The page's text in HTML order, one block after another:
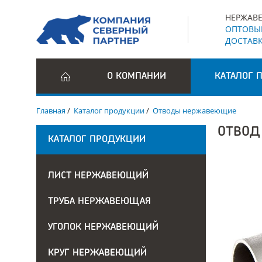
О КОМПАНИИ КАТАЛОГ
Главная/ Каталог продукции/ Отводы нержавеющие
КАТАЛОГ ПРОДУКЦИИ
ЛИСТ НЕРЖАВЕЮЩИЙ
ТРУБА НЕРЖАВЕЮЩАЯ
УГОЛОК НЕРЖАВЕЮЩИЙ
КРУГ НЕРЖАВЕЮЩИЙ